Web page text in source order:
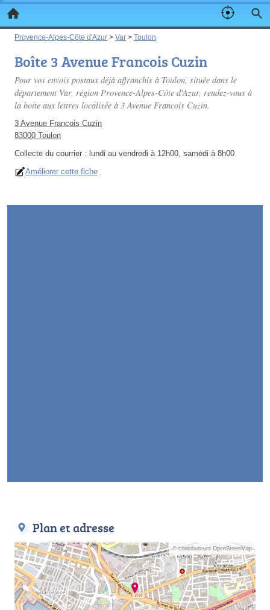
Provence-Alpes-Côte d'Azur > Var > Toulon
Boîte 3 Avenue Francois Cuzin
Pour vos envois postaux déjà affranchis à Toulon, située dans le
département Var, région Provence-Alpes-Côte d'Azur, rendez-vous à
la boite aux lettres localisée à 3 Avenue Francois Cuzin.
3 Avenue Francois Cuzin
83000 Toulon
Collecte du courrier : lundi au vendredi à 12h00, samedi à 8h00
Améliorer cette fiche
Plan et adresse
© contributeurs OpenStreetMap